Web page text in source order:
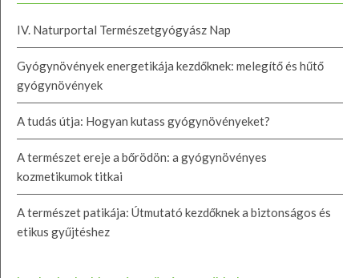
IV. Naturportal Természetgyógyász Nap
Gyógynövények energetikája kezdőknek: melegítő és hűtő
gyógynövények
A tudás útja: Hogyan kutass gyógynövényeket?
A természet ereje a bőrödön: a gyógynövényes
kozmetikumok titkai
A természet patikája: Útmutató kezdőknek a biztonságos és
etikus gyűjtéshez